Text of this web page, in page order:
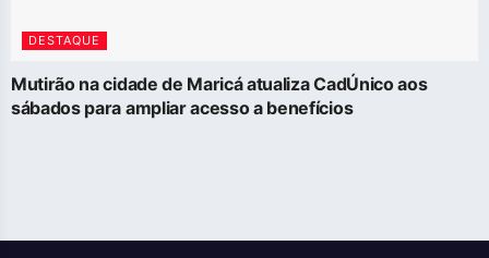
DESTAQUE
Mutirão na cidade de Maricá atualiza CadÚnico aos
sábados para ampliar acesso a benefícios